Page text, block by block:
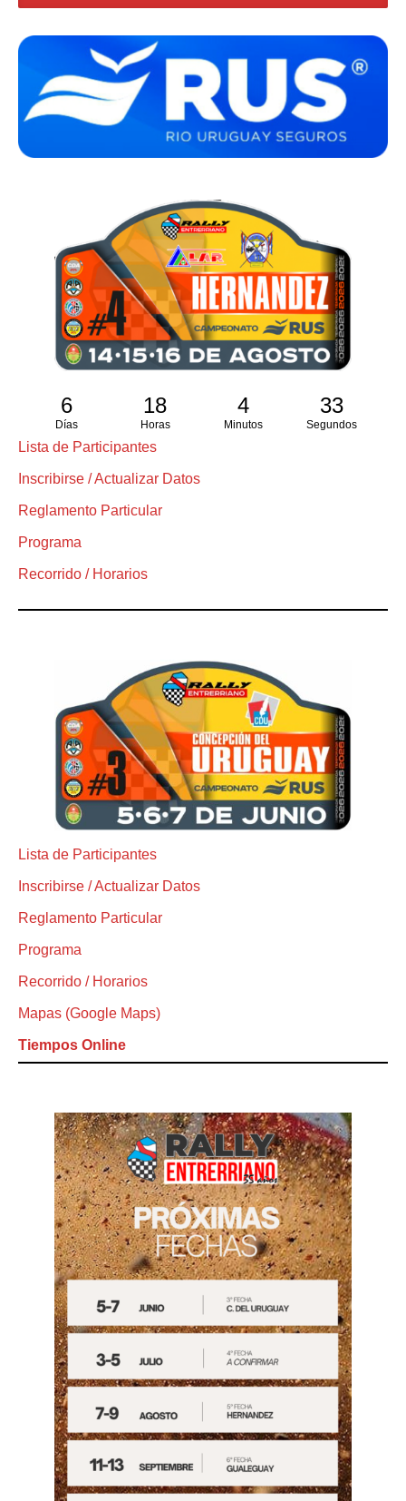
6
Días
18
Horas
4
Minutos
32
Segundos
Lista de Participantes
Inscribirse / Actualizar Datos
Reglamento Particular
Programa
Recorrido / Horarios
Lista de Participantes
Inscribirse / Actualizar Datos
Reglamento Particular
Programa
Recorrido / Horarios
Mapas (Google Maps)
Tiempos Online